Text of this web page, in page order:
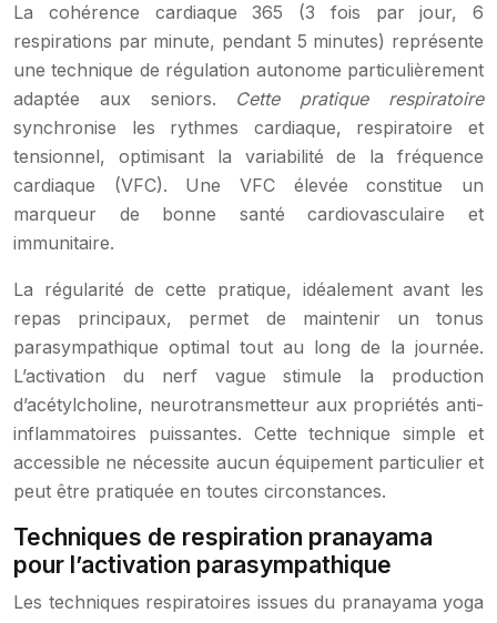
La cohérence cardiaque 365 (3 fois par jour, 6
respirations par minute, pendant 5 minutes) représente
une technique de régulation autonome particulièrement
adaptée aux seniors. Cette pratique respiratoire
synchronise les rythmes cardiaque, respiratoire et
tensionnel, optimisant la variabilité de la fréquence
cardiaque (VFC). Une VFC élevée constitue un
marqueur de bonne santé cardiovasculaire et
immunitaire.
La régularité de cette pratique, idéalement avant les
repas principaux, permet de maintenir un tonus
parasympathique optimal tout au long de la journée.
L’activation du nerf vague stimule la production
d’acétylcholine, neurotransmetteur aux propriétés anti-
inflammatoires puissantes. Cette technique simple et
accessible ne nécessite aucun équipement particulier et
peut être pratiquée en toutes circonstances.
Techniques de respiration pranayama
pour l’activation parasympathique
Les techniques respiratoires issues du pranayama yoga